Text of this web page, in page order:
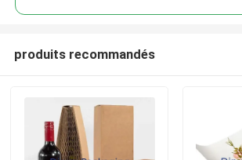
produits recommandés